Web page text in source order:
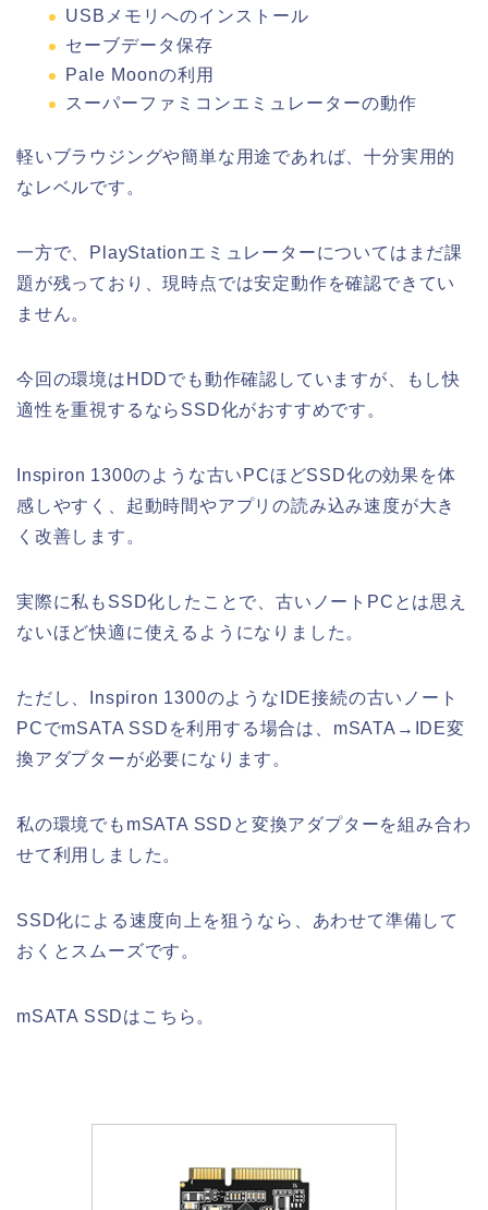
USBメモリへのインストール
セーブデータ保存
Pale Moonの利用
スーパーファミコンエミュレーターの動作
軽いブラウジングや簡単な用途であれば、十分実用的
なレベルです。
一方で、PlayStationエミュレーターについてはまだ課
題が残っており、現時点では安定動作を確認できてい
ません。
今回の環境はHDDでも動作確認していますが、もし快
適性を重視するならSSD化がおすすめです。
Inspiron 1300のような古いPCほどSSD化の効果を体
感しやすく、起動時間やアプリの読み込み速度が大き
く改善します。
実際に私もSSD化したことで、古いノートPCとは思え
ないほど快適に使えるようになりました。
ただし、Inspiron 1300のようなIDE接続の古いノート
PCでmSATA SSDを利用する場合は、mSATA→IDE変
換アダプターが必要になります。
私の環境でもmSATA SSDと変換アダプターを組み合わ
せて利用しました。
SSD化による速度向上を狙うなら、あわせて準備して
おくとスムーズです。
mSATA SSDはこちら。